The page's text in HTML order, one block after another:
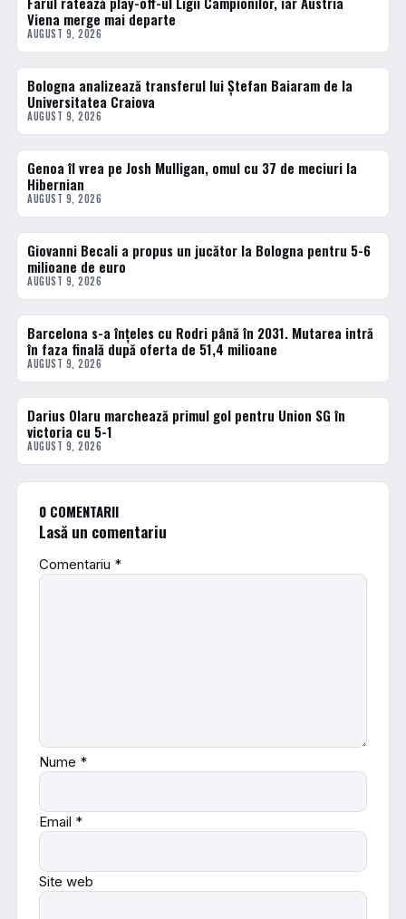
Viena merge mai departe
AUGUST 9, 2026
FOTBAL EXTERN
Bologna analizează transferul lui Ștefan Baiaram de la
Universitatea Craiova
AUGUST 9, 2026
FOTBAL EXTERN
Genoa îl vrea pe Josh Mulligan, omul cu 37 de meciuri la
Hibernian
AUGUST 9, 2026
FOTBAL EXTERN
Giovanni Becali a propus un jucător la Bologna pentru 5-6
milioane de euro
AUGUST 9, 2026
FOTBAL EXTERN
Barcelona s-a înțeles cu Rodri până în 2031. Mutarea intră
în faza finală după oferta de 51,4 milioane
AUGUST 9, 2026
FOTBAL EXTERN
Darius Olaru marchează primul gol pentru Union SG în
victoria cu 5-1
AUGUST 9, 2026
0 COMENTARII
Lasă un comentariu
Comentariu *
Nume *
Email *
Site web